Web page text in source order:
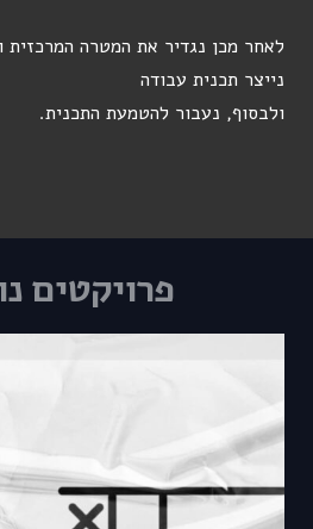
לאחר מכן נגדיר את המטרה המרכזית
נייצר תכנית עבודה
ולבסוף, נעבור להטמעת התכנית.
פרויקטים